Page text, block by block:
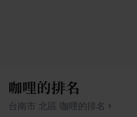
咖哩的排名
台南市 北區 咖哩 的排名 ›